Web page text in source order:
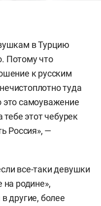
в Турцию
Потому что
к русским
туда
самоуважение
этот чебурек
Россия», —
все-таки девушки
на родине»,
другие, более